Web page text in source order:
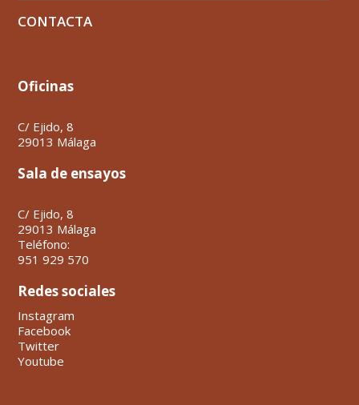
CONTACTA
Oficinas
C/ Ejido, 8
29013 Málaga
Sala de ensayos
C/ Ejido, 8
29013 Málaga
Teléfono:
951 929 570
Redes sociales
Instagram
Facebook
Twitter
Youtube